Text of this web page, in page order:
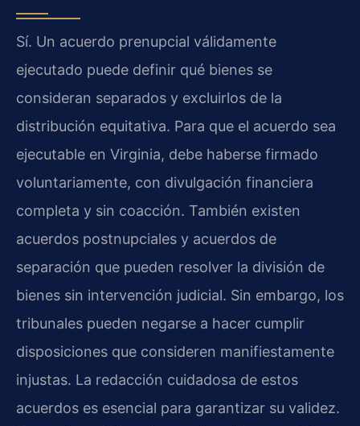
Sí. Un acuerdo prenupcial válidamente
ejecutado puede definir qué bienes se
consideran separados y excluirlos de la
distribución equitativa. Para que el acuerdo sea
ejecutable en Virginia, debe haberse firmado
voluntariamente, con divulgación financiera
completa y sin coacción. También existen
acuerdos postnupciales y acuerdos de
separación que pueden resolver la división de
bienes sin intervención judicial. Sin embargo, los
tribunales pueden negarse a hacer cumplir
disposiciones que consideren manifiestamente
injustas. La redacción cuidadosa de estos
acuerdos es esencial para garantizar su validez.